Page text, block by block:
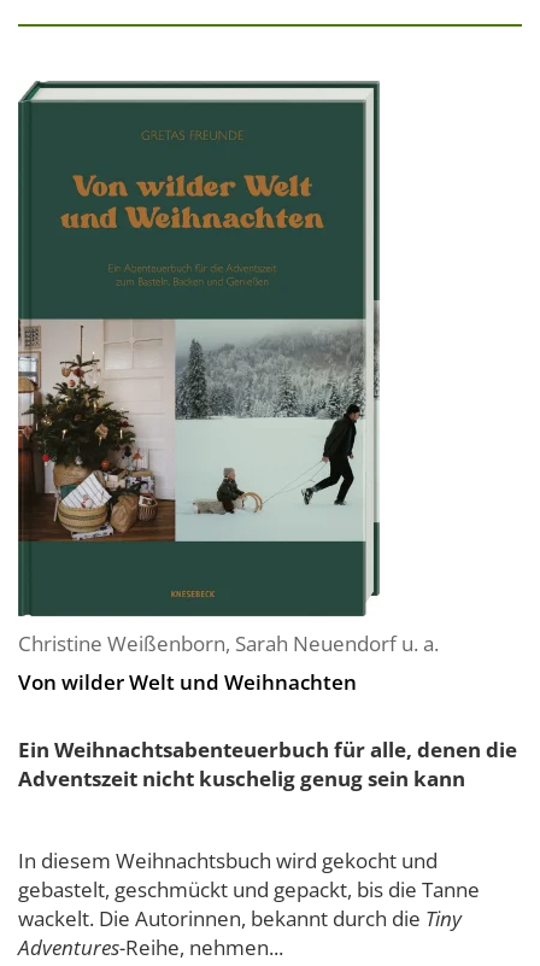
Christine Weißenborn, Sarah Neuendorfu. a.
Von wilder Welt und Weihnachten
Ein Weihnachtsabenteuerbuch für alle, denen die
Adventszeit nicht kuschelig genug sein kann
In diesem Weihnachtsbuch wird gekocht und
gebastelt, geschmückt und gepackt, bis die Tanne
wackelt. Die Autorinnen, bekannt durch die Tiny
Adventures-Reihe, nehmen...